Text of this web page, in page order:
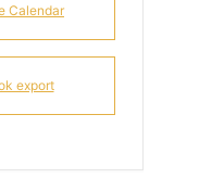
Calendar
export